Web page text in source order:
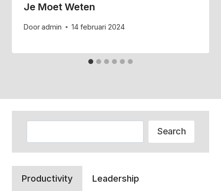
Je Moet Weten
Dooradmin 14 februari 2024
Search
Productivity Leadership